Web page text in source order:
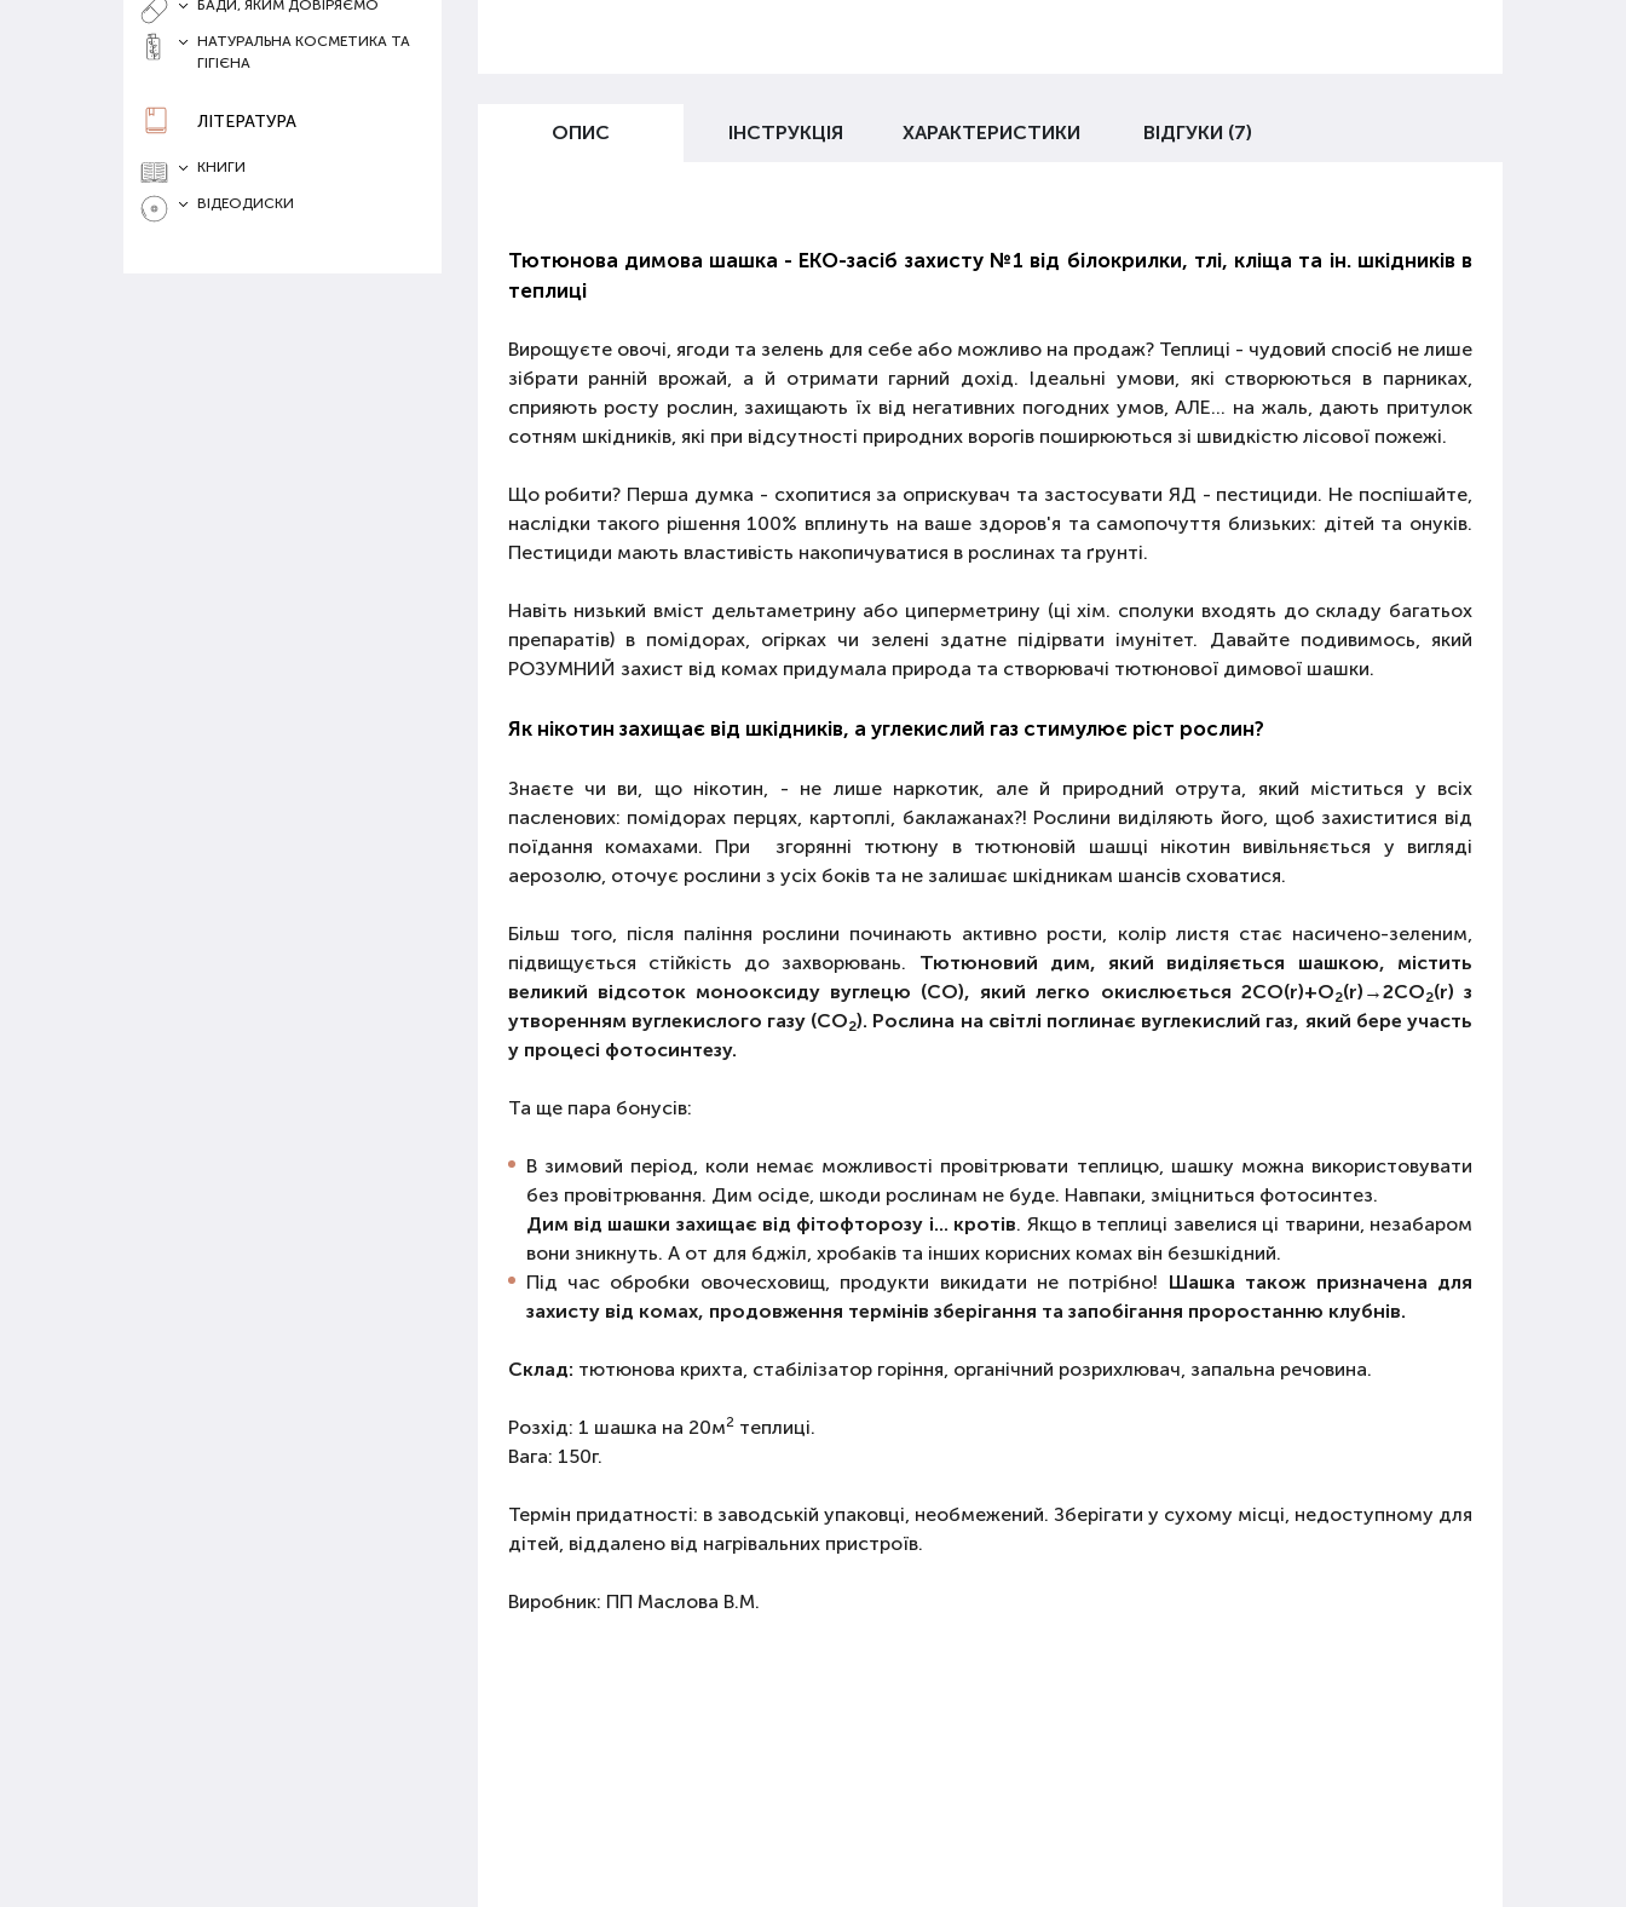
БАДИ, ЯКИМ ДОВІРЯЄМО
НАТУРАЛЬНА КОСМЕТИКА ТА
ГІГІЄНА
ЛІТЕРАТУРА
КНИГИ
ВІДЕОДИСКИ
ОПИС ІНСТРУКЦІЯ ХАРАКТЕРИСТИКИ ВІДГУКИ (7)
Тютюнова димова шашка - ЕКО-засіб захисту №1 від білокрилки, тлі, кліща та ін. шкідників в
теплиці
Вирощуєте овочі, ягоди та зелень для себе або можливо на продаж? Теплиці - чудовий спосіб не лише
зібрати ранній врожай, а й отримати гарний дохід. Ідеальні умови, які створюються в парниках,
сприяють росту рослин, захищають їх від негативних погодних умов, АЛЕ... на жаль, дають притулок
сотням шкідників, які при відсутності природних ворогів поширюються зі швидкістю лісової пожежі.
Що робити? Перша думка - схопитися за оприскувач та застосувати ЯД - пестициди. Не поспішайте,
наслідки такого рішення 100% вплинуть на ваше здоров'я та самопочуття близьких: дітей та онуків.
Пестициди мають властивість накопичуватися в рослинах та ґрунті.
Навіть низький вміст дельтаметрину або циперметрину (ці хім. сполуки входять до складу багатьох
препаратів) в помідорах, огірках чи зелені здатне підірвати імунітет. Давайте подивимось, який
РОЗУМНИЙ захист від комах придумала природа та створювачі тютюнової димової шашки.
Як нікотин захищає від шкідників, а углекислий газ стимулює ріст рослин?
Знаєте чи ви, що нікотин, - не лише наркотик, але й природний отрута, який міститься у всіх
пасленових: помідорах перцях, картоплі, баклажанах?! Рослини виділяють його, щоб захиститися від
поїдання комахами. При згорянні тютюну в тютюновій шашці нікотин вивільняється у вигляді
аерозолю, оточує рослини з усіх боків та не залишає шкідникам шансів сховатися.
Більш того, після паління рослини починають активно рости, колір листя стає насичено-зеленим,
підвищується стійкість до захворювань. Тютюновий дим, який виділяється шашкою, містить
великий відсоток монооксиду вуглецю (СО), який легко окислюється 2CO(r)+O2(r)→2CO2(r) з
утворенням вуглекислого газу (СО2). Рослина на світлі поглинає вуглекислий газ, який бере участь
у процесі фотосинтезу.
Та ще пара бонусів:
В зимовий період, коли немає можливості провітрювати теплицю, шашку можна використовувати
без провітрювання. Дим осіде, шкоди рослинам не буде. Навпаки, зміцниться фотосинтез.
Дим від шашки захищає від фітофторозу і... кротів. Якщо в теплиці завелися ці тварини, незабаром
вони зникнуть. А от для бджіл, хробаків та інших корисних комах він безшкідний.
Під час обробки овочесховищ, продукти викидати не потрібно! Шашка також призначена для
захисту від комах, продовження термінів зберігання та запобігання проростанню клубнів.
Склад: тютюнова крихта, стабілізатор горіння, органічний розрихлювач, запальна речовина.
Розхід: 1 шашка на 20м2теплиці.
Вага: 150г.
Термін придатності: в заводській упаковці, необмежений. Зберігати у сухому місці, недоступному для
дітей, віддалено від нагрівальних пристроїв.
Виробник: ПП Маслова В.М.